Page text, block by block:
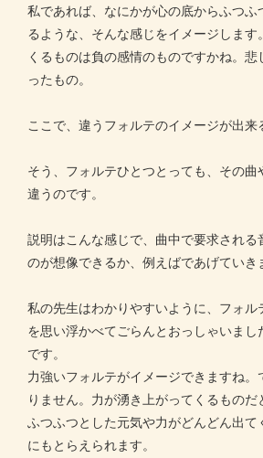
私であれば、なにかが心の底からふつふ
るような、そんな感じをイメージします
くるものは負の感情のものですかね。
ったもの。
ここで、違うフォルテのイメージが出
そう、フォルテひとつとっても、その曲
違うのです。
説明はこんな感じで、曲中で要求される
のが想像できるか、例えばであげていき
私の先生はわかりやすいように、フォ
を思い浮かべてごらんとおっしゃいまし
です。
力強いフォルテがイメージできますね。
りません。力が湧き上がってくるものだ
ふつふつとした元気や力がどんどん出て
にもとらえられます。